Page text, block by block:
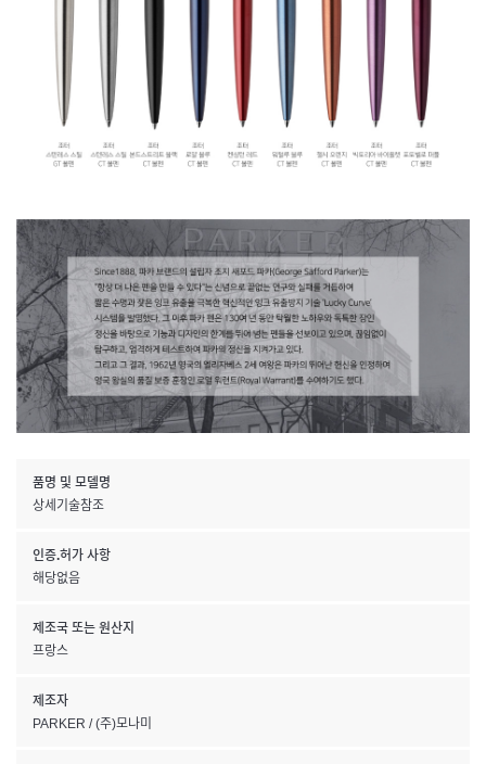
품명 및 모델명
상세기술참조
인증.허가 사항
해당없음
제조국 또는 원산지
프랑스
제조자
PARKER / (주)모나미